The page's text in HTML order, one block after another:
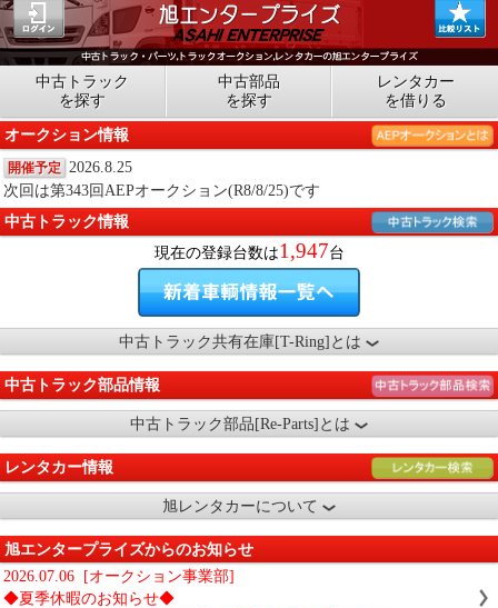
中古トラック
を探す
中古部品
を探す
レンタカー
を借りる
オークション情報
開催予定
2026.8.25
次回は第343回AEPオークション(R8/8/25)です
中古トラック情報
現在の登録台数は1,947台
中古トラック共有在庫[T-Ring]とは
中古トラック部品情報
中古トラック部品[Re-Parts]とは
レンタカー情報
旭レンタカーについて
旭エンタープライズからのお知らせ
2026.07.06 [オークション事業部]
◆夏季休暇のお知らせ◆